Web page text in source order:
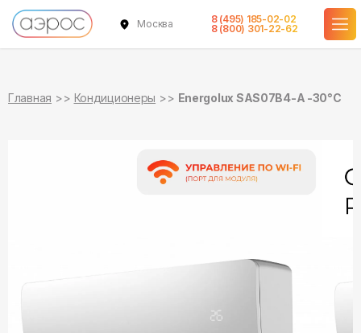
Москва
8 (495) 185-02-02
8 (800) 301-22-62
Главная Кондиционеры Energolux SAS07B4-A -30°С
в наличии
в наличии